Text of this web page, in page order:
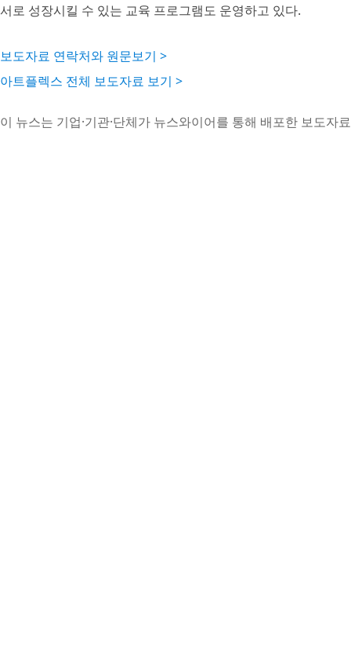
서로 성장시킬 수 있는 교육 프로그램도 운영하고 있다.
보도자료 연락처와 원문보기 >
아트플렉스 전체 보도자료 보기 >
이 뉴스는 기업·기관·단체가 뉴스와이어를 통해 배포한 보도자